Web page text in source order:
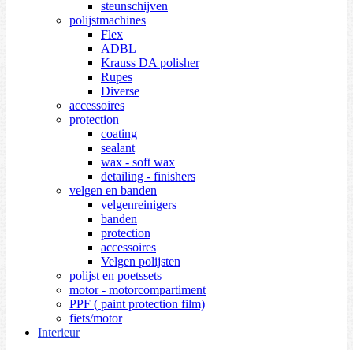
steunschijven
polijstmachines
Flex
ADBL
Krauss DA polisher
Rupes
Diverse
accessoires
protection
coating
sealant
wax - soft wax
detailing - finishers
velgen en banden
velgenreinigers
banden
protection
accessoires
Velgen polijsten
polijst en poetssets
motor - motorcompartiment
PPF ( paint protection film)
fiets/motor
Interieur